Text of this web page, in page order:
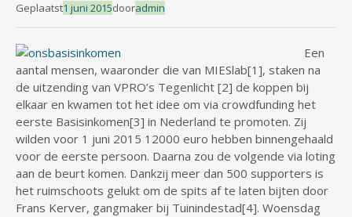
Geplaatst1 juni 2015dooradmin
Een
aantal mensen, waaronder die van MIESlab[1], staken na
de uitzending van VPRO’s Tegenlicht [2] de koppen bij
elkaar en kwamen tot het idee om via crowdfunding het
eerste Basisinkomen[3] in Nederland te promoten. Zij
wilden voor 1 juni 2015 12000 euro hebben binnengehaald
voor de eerste persoon. Daarna zou de volgende via loting
aan de beurt komen. Dankzij meer dan 500 supporters is
het ruimschoots gelukt om de spits af te laten bijten door
Frans Kerver, gangmaker bij Tuinindestad[4]. Woensdag